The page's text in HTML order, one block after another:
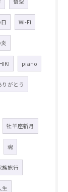
Wi-Fi
piano
りがとう
牡羊座新月
魂
族旅行
生